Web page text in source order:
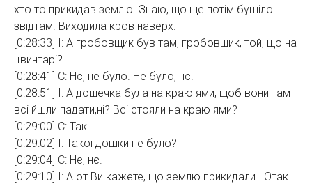
хто то прикидав землю. Знаю, що ще потім бушіло
звідтам. Виходила кров наверх.
[0:28:33] І: А гробовщик був там, гробовщик, той, що на
цвинтарі?
[0:28:41] С: Нє, не було. Не було, нє.
[0:28:51] І: А дощечка була на краю ями, щоб вони там
всі йшли падати,ні? Всі стояли на краю ями?
[0:29:00] С: Так.
[0:29:02] І: Такої дошки не було?
[0:29:04] С: Нє, нє.
[0:29:10] І: А от Ви кажете, що землю прикидали . Отак